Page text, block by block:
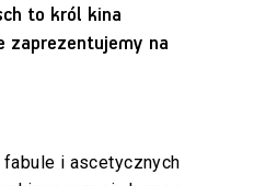
to król kina
zaprezentujemy na
i ascetycznych